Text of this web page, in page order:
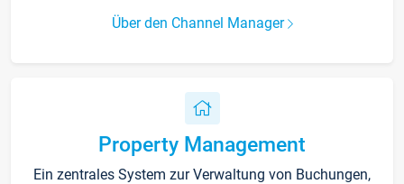
Über den Channel Manager
Property Management
Ein zentrales System zur Verwaltung von Buchungen,